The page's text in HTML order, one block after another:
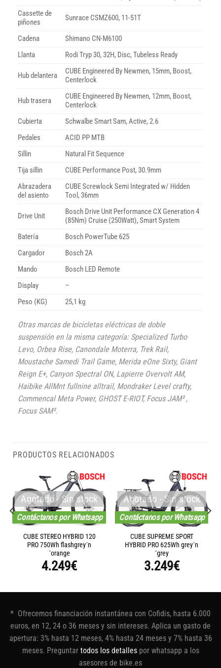
Cassette de
piñones
Sunrace CSMZ600, 11-51T
Cadena
Shimano CN-M6100
Llanta
Rodi Tryp 30, 32H, Disc, Tubeless Ready
Hub delantera
CUBE Engineered By Newmen, 15mm, Boost,
Centerlock
Hub trasera
CUBE Engineered By Newmen, 12mm, Boost,
Centerlock
Cubierta
Schwalbe Smart Sam, Active, 2.6
Pedales
ACID PP MTB
Sillin
Natural Fit Sequence
Tija sillin
CUBE Performance Post, 30.9mm
Abrazadera
del asiento
CUBE Screwlock Semi Integrated w/ Hidden
Tool, 36mm
Drive Unit
Bosch Drive Unit Performance CX Generation 4
(85Nm) Cruise (250Watt), Smart System
Batería
Bosch PowerTube 625
Cargador
Bosch 2A
Mando
Bosch LED Remote
Display
–
Peso (KG)
25,1 kg
Otras marcas de bicicletas eléctricas de doble
suspensión en la misma categoría: Specialized Turbo
Levo, Orbea Rise, Canondale Moterra, Trek Rail,
Moustache Samedi Trail Game, Merida eOne Sixty, Giant
Reign E+, Canyon Spectral ON, Lapierre Overvolt AM,
Haibike AllMnt fullnine alltrail, Mondraker Level crafty,
Commencal Meta Power, GHOST E-RIOT, Focus JAM² ,
Focus SAM².
PRODUCTOS RELACIONADOS
Contáctanos por Whatsapp
Agotado - Sin stock
CUBE STEREO HYBRID 120
PRO 750Wh flashgrey´n
´orange
4.249€
Contáctanos por Whatsapp
Agotado - Sin stock
CUBE SUPREME SPORT
HYBRID PRO 625Wh grey´n
´grey
3.249€
* Ofrecemos financiación instantánea con Cofidis, hasta 6.000
euros, en 12, 24 o 36 meses y sin intereses. Aplica un gasto de
apertura: 3% hasta 12 meses, 4% hasta 24 meses y 7% hasta 36
meses. Preguntar todos los detallespor whatsapp a los
asesores de bike.es